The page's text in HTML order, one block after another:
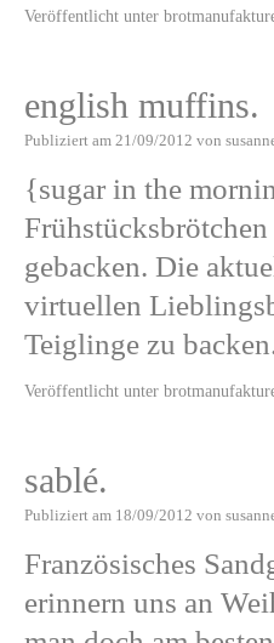
Veröffentlicht unter
english muffins.
Publiziert am 21/09/2012 von
{sugar in the
gebacken. Die
virtuellen
Teiglinge zu
Veröffentlicht unter
sablé.
Publiziert am 18/09/2012 von
Französisches
erinnern uns an